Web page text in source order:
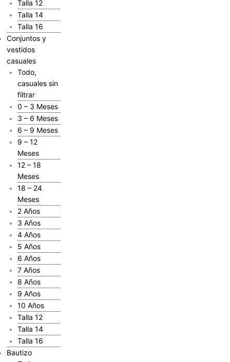
Talla 12
Talla 14
Talla 16
Conjuntos y
vestidos
casuales
Todo,
casuales sin
filtrar
0 – 3 Meses
3 – 6 Meses
6 – 9 Meses
9 – 12
Meses
12 – 18
Meses
18 – 24
Meses
2 Años
3 Años
4 Años
5 Años
6 Años
7 Años
8 Años
9 Años
10 Años
Talla 12
Talla 14
Talla 16
Bautizo